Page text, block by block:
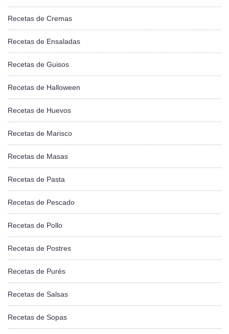
Recetas de Cremas
Recetas de Ensaladas
Recetas de Guisos
Recetas de Halloween
Recetas de Huevos
Recetas de Marisco
Recetas de Masas
Recetas de Pasta
Recetas de Pescado
Recetas de Pollo
Recetas de Postres
Recetas de Purés
Recetas de Salsas
Recetas de Sopas